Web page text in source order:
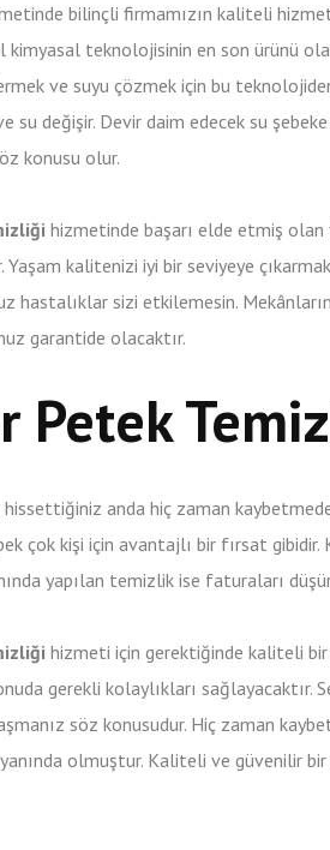
bilinçli firmamızın kaliteli
teknolojisinin en son ürünü
ve suyu çözmek için bu
su değişir. Devir daim edecek su
konusu olur.
hizmetinde başarı elde etmiş
Yaşam kalitenizi iyi bir seviyeye
hastalıklar sizi etkilemesin.
garantide olacaktır.
Petek
hissettiğiniz anda hiç zaman
çok kişi için avantajlı bir fırsat
yapılan temizlik ise faturaları
hizmeti için gerektiğinde kaliteli
gerekli kolaylıkları sağlayacaktır.
söz konusudur. Hiç zaman
olmuştur. Kaliteli ve güvenilir